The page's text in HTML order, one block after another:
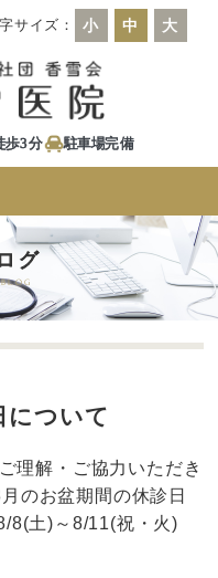
サイズ： 小 中 大
歩3分 駐車場完備
グ
について
理解・ご協力いただき
のお盆期間の休診日
8(土)～8/11(祝・火)